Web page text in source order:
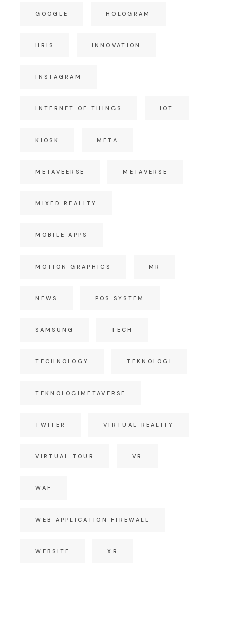
GOOGLE HOLOGRAM
HRIS INNOVATION
INSTAGRAM
INTERNET OF THINGS IOT
KIOSK META
METAVEERSE METAVERSE
MIXED REALITY
MOBILE APPS
MOTION GRAPHICS MR
NEWS POS SYSTEM
SAMSUNG TECH
TECHNOLOGY TEKNOLOGI
TEKNOLOGIMETAVERSE
TWITER VIRTUAL REALITY
VIRTUAL TOUR VR
WAF
WEB APPLICATION FIREWALL
WEBSITE XR